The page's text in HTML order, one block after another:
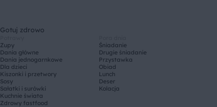
Gotuj zdrowo
Zupy
Dania główne
Dania jednogarnkowe
Dla dzieci
Kiszonki i przetwory
Sosy
Sałatki i surówki
Kuchnie świata
Zdrowy fastfood
Śniadanie
Drugie śniadanie
Przystawka
Obiad
Lunch
Deser
Kolacja